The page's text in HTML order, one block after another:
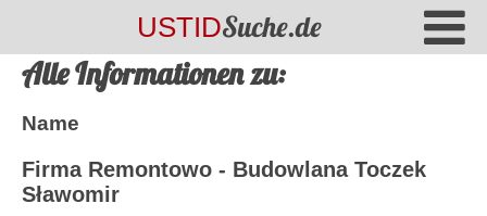
USTIDSuche.de
Alle Informationen zu:
Name
Firma Remontowo - Budowlana Toczek
Sławomir